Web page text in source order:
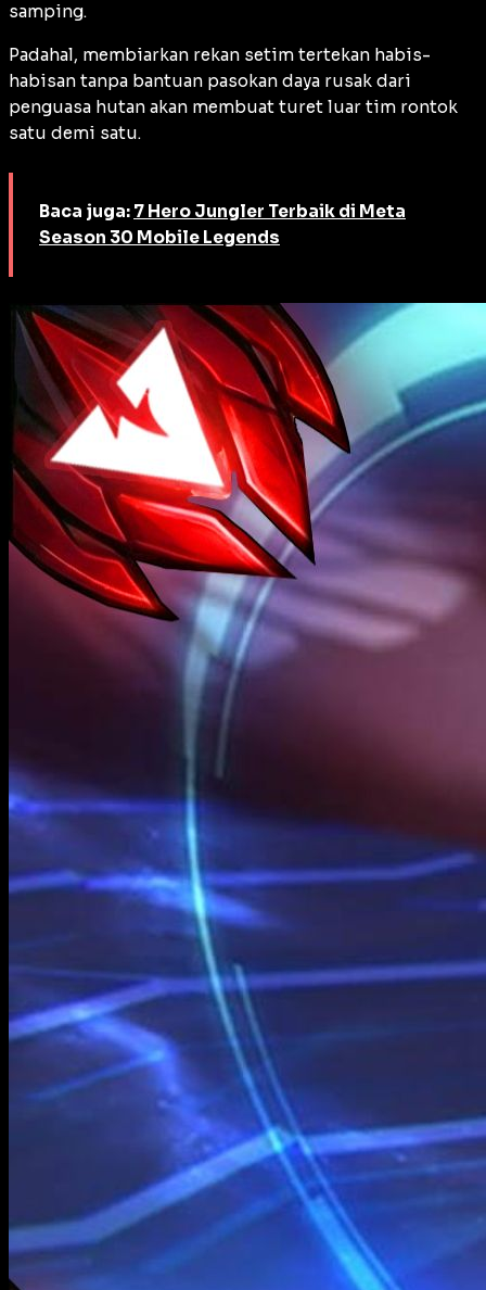
samping.
Padahal, membiarkan rekan setim tertekan habis-
habisan tanpa bantuan pasokan daya rusak dari
penguasa hutan akan membuat turet luar tim rontok
satu demi satu.
Baca juga: 7 Hero Jungler Terbaik di Meta
Season 30 Mobile Legends